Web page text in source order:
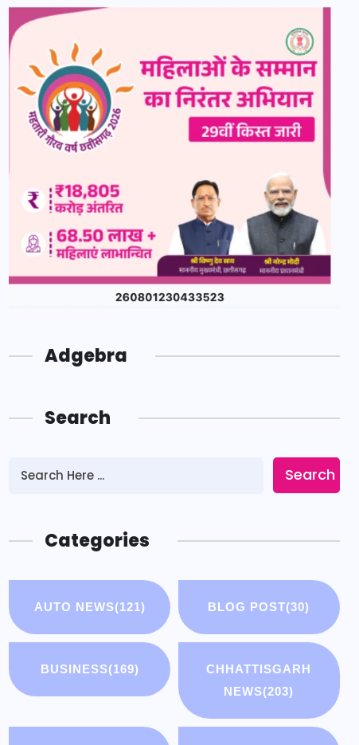
Adgebra
Search
Search
Categories
AUTO NEWS(121) BLOG POST(30)
BUSINESS(169)
CHHATTISGARH
NEWS(203)